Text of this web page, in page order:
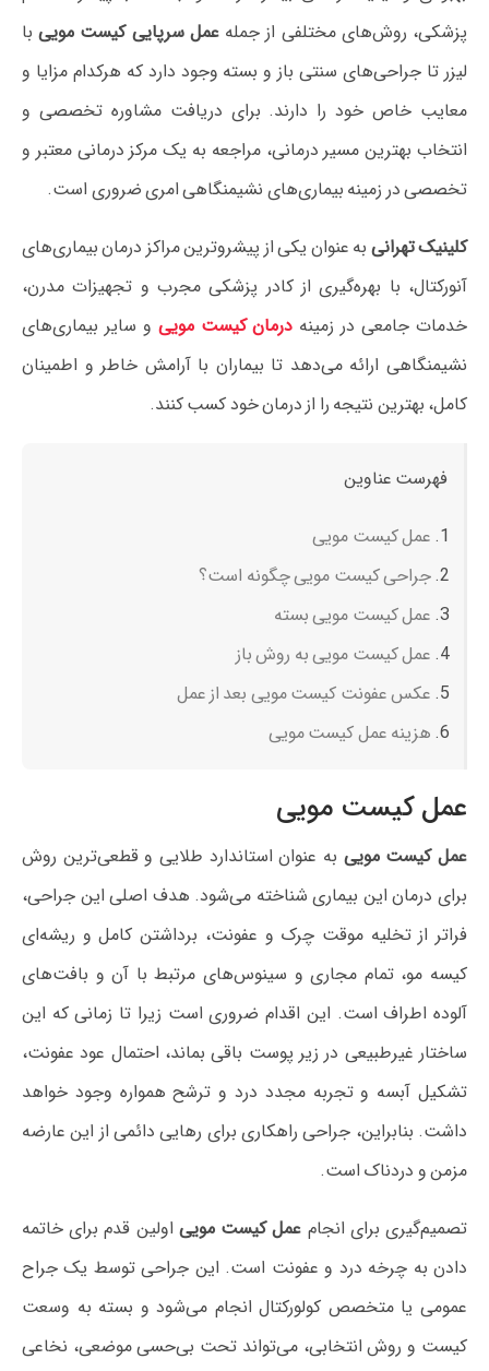
پزشکی، روش‌های مختلفی از جملهعمل سرپایی کیست موییبا
لیزر تا جراحی‌های سنتی باز و بسته وجود دارد که هرکدام مزایا و
معایب خاص خود را دارند. برای دریافت مشاوره تخصصی و
انتخاب بهترین مسیر درمانی، مراجعه به یک مرکز درمانی معتبر و
تخصصی در زمینه بیماری‌های نشیمنگاهی امری ضروری است.
کلینیک تهرانی به عنوان یکی از پیشروترین مراکز درمان بیماری‌های
آنورکتال، با بهره‌گیری از کادر پزشکی مجرب و تجهیزات مدرن،
خدمات جامعی در زمینه درمان کیست مویی و سایر بیماری‌های
نشیمنگاهی ارائه می‌دهد تا بیماران با آرامش خاطر و اطمینان
کامل، بهترین نتیجه را از درمان خود کسب کنند.
فهرست عناوین
عمل کیست مویی
جراحی کیست مویی چگونه است؟
عمل کیست مویی بسته
عمل کیست مویی به روش باز
عکس عفونت کیست مویی بعد از عمل
هزینه عمل کیست مویی
عمل کیست مویی
عمل کیست مویی به عنوان استاندارد طلایی و قطعی‌ترین روش
برای درمان این بیماری شناخته می‌شود. هدف اصلی این جراحی،
فراتر از تخلیه موقت چرک و عفونت، برداشتن کامل و ریشه‌ای
کیسه مو، تمام مجاری و سینوس‌های مرتبط با آن و بافت‌های
آلوده اطراف است. این اقدام ضروری است زیرا تا زمانی که این
ساختار غیرطبیعی در زیر پوست باقی بماند، احتمال عود عفونت،
تشکیل آبسه و تجربه مجدد درد و ترشح همواره وجود خواهد
داشت. بنابراین، جراحی راهکاری برای رهایی دائمی از این عارضه
مزمن و دردناک است.
تصمیم‌گیری برای انجام عمل کیست مویی اولین قدم برای خاتمه
دادن به چرخه درد و عفونت است. این جراحی توسط یک جراح
عمومی یا متخصص کولورکتال انجام می‌شود و بسته به وسعت
کیست و روش انتخابی، می‌تواند تحت بی‌حسی موضعی، نخاعی